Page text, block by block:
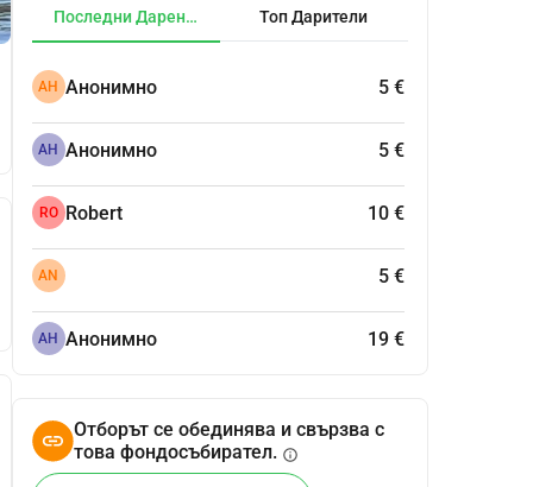
Последни Дарения Топ Дарители
АН Анонимно 5 €
АН Анонимно 5 €
RO Robert 10 €
AN 5 €
АН Анонимно 19 €
Отборът се обединява и свързва с
това фондосъбирател. info